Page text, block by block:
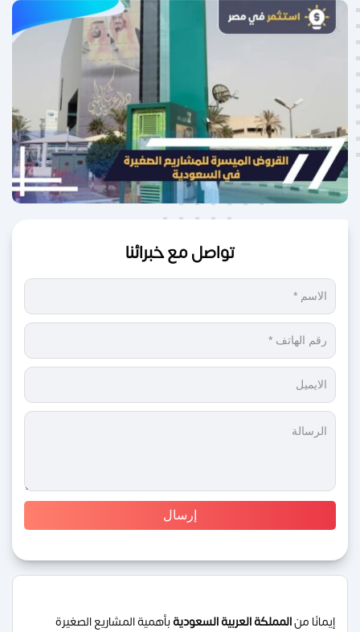
تواصل مع خبرائنا
إيمانًا منالمملكة العربية السعوديةبأهمية المشاريع الصغيرة